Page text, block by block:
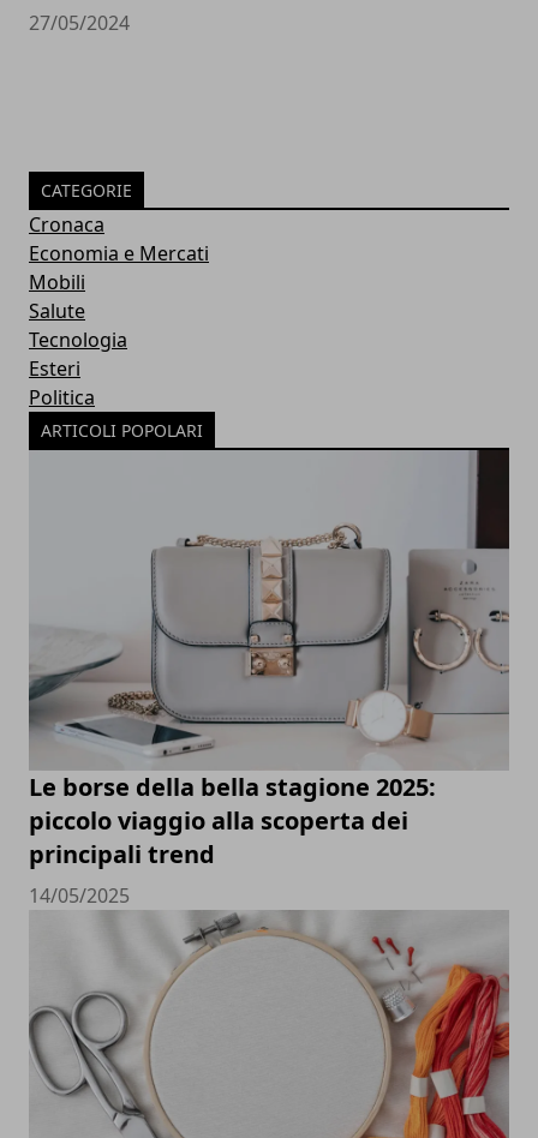
27/05/2024
CATEGORIE
Cronaca
Economia e Mercati
Mobili
Salute
Tecnologia
Esteri
Politica
ARTICOLI POPOLARI
Le borse della bella stagione 2025:
piccolo viaggio alla scoperta dei
principali trend
14/05/2025